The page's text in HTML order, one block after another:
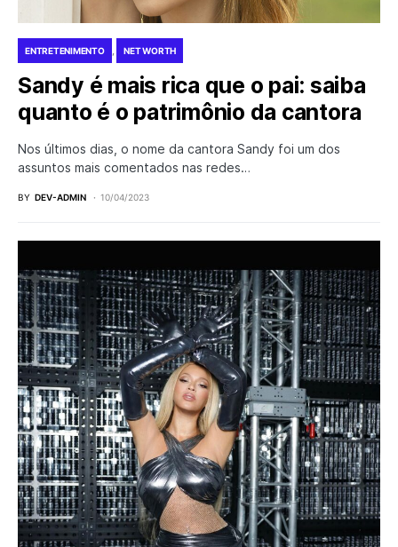
ENTRETENIMENTO NET WORTH
Sandy é mais rica que o pai: saiba
quanto é o patrimônio da cantora
Nos últimos dias, o nome da cantora Sandy foi um dos
assuntos mais comentados nas redes…
BY DEV-ADMIN 10/04/2023